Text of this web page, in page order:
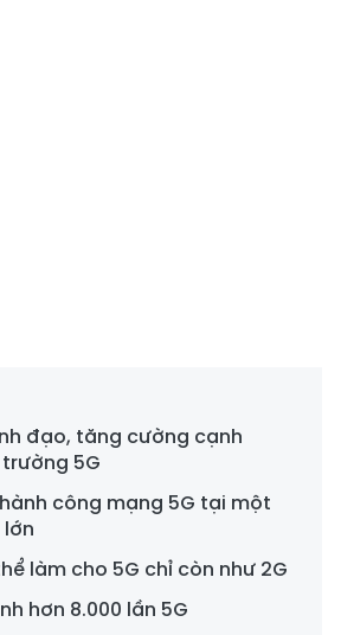
đạo, tăng cường cạnh
5G
công mạng 5G tại một
làm cho 5G chỉ còn như 2G
hơn 8.000 lần 5G